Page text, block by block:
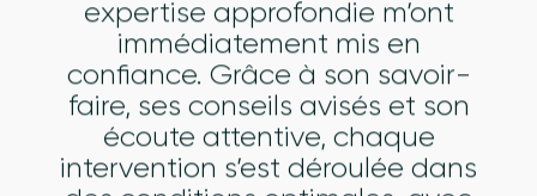
expertise approfondie m’ont
immédiatement mis en
confiance. Grâce à son savoir-
faire, ses conseils avisés et son
écoute attentive, chaque
intervention s’est déroulée dans